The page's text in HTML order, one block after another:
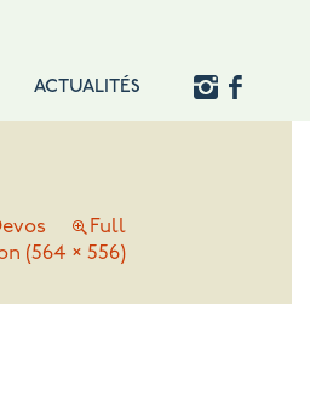
ACTUALITÉS
Full
(564 × 556)